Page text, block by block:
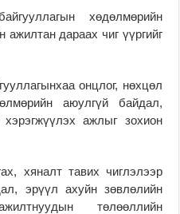
хөдөлмөрийн
дараах чиг үүргийг
онцлог, нөхцөл
аюулгүй байдал,
ажлыг зохион
хяналт тавих чиглэлээр
эрүүл ахуйн зөвлөлийн
төлөөллийн